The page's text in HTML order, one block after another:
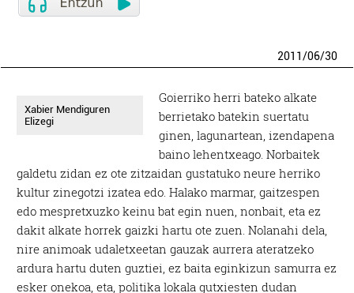
2011/06/30
Xabier Mendiguren
Elizegi
Goierriko herri bateko alkate
berrietako batekin suertatu
ginen, lagunartean, izendapena
baino lehentxeago. Norbaitek
galdetu zidan ez ote zitzaidan gustatuko neure herriko
kultur zinegotzi izatea edo. Halako marmar, gaitzespen
edo mespretxuzko keinu bat egin nuen, nonbait, eta ez
dakit alkate horrek gaizki hartu ote zuen. Nolanahi dela,
nire animoak udaletxeetan gauzak aurrera ateratzeko
ardura hartu duten guztiei, ez baita eginkizun samurra ez
esker onekoa, eta, politika lokala gutxiesten dudan